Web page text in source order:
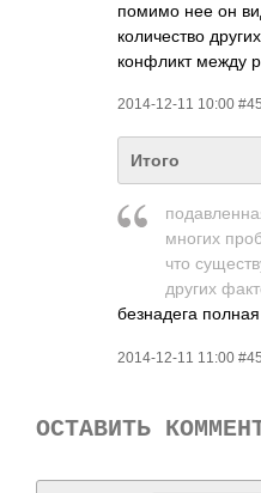
помимо нее он
количество
конфликт между
2014-12-11 10:00
Итого
многих
что
других
безнадега полная
2014-12-11 11:00
ОСТАВИТЬ